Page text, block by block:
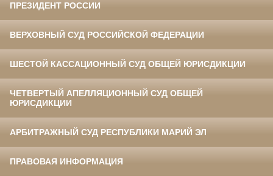
ПРЕЗИДЕНТ РОССИИ
ВЕРХОВНЫЙ СУД РОССИЙСКОЙ ФЕДЕРАЦИИ
ШЕСТОЙ КАССАЦИОННЫЙ СУД ОБЩЕЙ ЮРИСДИКЦИИ
ЧЕТВЕРТЫЙ АПЕЛЛЯЦИОННЫЙ СУД ОБЩЕЙ
ЮРИСДИКЦИИ
АРБИТРАЖНЫЙ СУД РЕСПУБЛИКИ МАРИЙ ЭЛ
ПРАВОВАЯ ИНФОРМАЦИЯ